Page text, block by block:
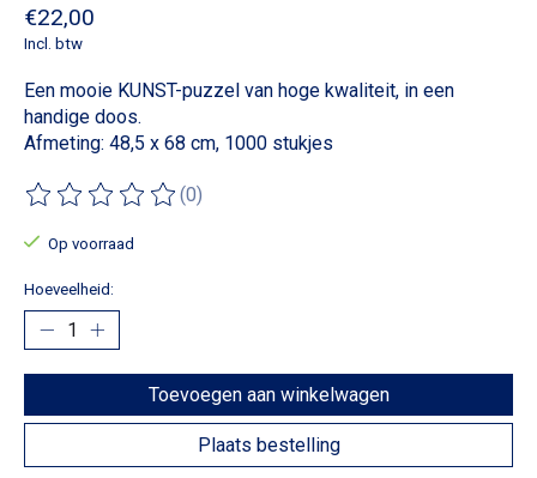
€22,00
Incl. btw
Een mooie KUNST-puzzel van hoge kwaliteit, in een
handige doos.
Afmeting: 48,5 x 68 cm, 1000 stukjes
De beoordeling van dit product is
(0)
Op voorraad
Hoeveelheid:
Toevoegen aan winkelwagen
Plaats bestelling